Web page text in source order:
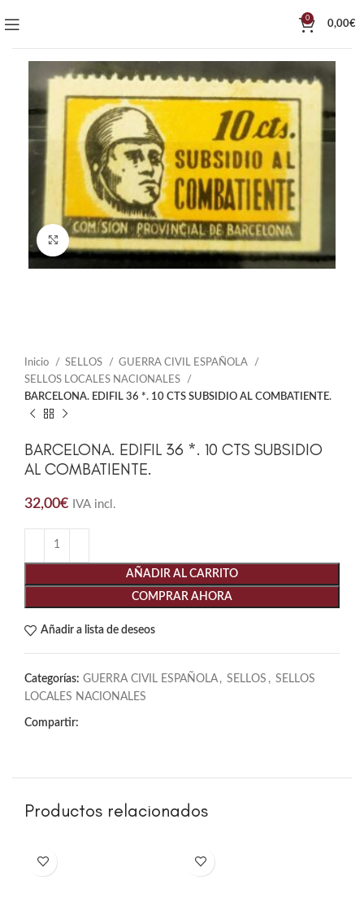
0
0,00€
Click to enlarge
Inicio SELLOS
GUERRA CIVIL ESPAÑOLA
SELLOS LOCALES NACIONALES
BARCELONA. EDIFIL 36 *. 10 CTS SUBSIDIO AL COMBATIENTE.
BARCELONA. EDIFIL 36 *. 10 CTS SUBSIDIO
AL COMBATIENTE.
32,00€ IVA incl.
AÑADIR AL CARRITO
COMPRAR AHORA
Añadir a lista de deseos
Categorías: GUERRA CIVIL ESPAÑOLA , SELLOS , SELLOS
LOCALES NACIONALES
Compartir:
Productos relacionados